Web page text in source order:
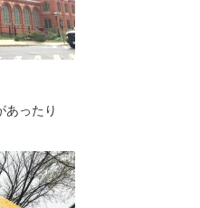
あったり